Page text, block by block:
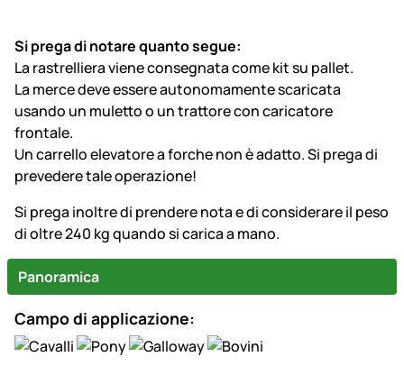
Si prega di notare quanto segue:
La rastrelliera viene consegnata come kit su pallet.
La merce deve essere autonomamente scaricata
usando un muletto o un trattore con caricatore
frontale.
Un carrello elevatore a forche non è adatto. Si prega di
prevedere tale operazione!
Si prega inoltre di prendere nota e di considerare il peso
di oltre 240 kg quando si carica a mano.
Panoramica
Campo di applicazione: